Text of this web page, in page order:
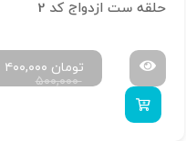
حلقه ست ازدواج کد 2
۵۰۰,۰۰۰
۴۰۰,۰۰۰ تومان